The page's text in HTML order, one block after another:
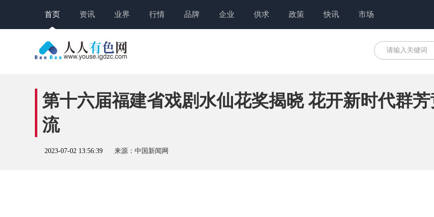
首页 资讯 业界 行情 品牌 企业 供求 政策 快讯 市场
第十六届福建省戏剧水仙花奖揭晓 花开新时代群
流
2023-07-02 13:56:39 来源：中国新闻网